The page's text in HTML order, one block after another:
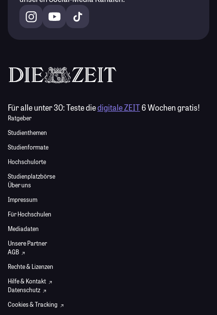
Für alle unter 30:Teste diedigitale ZEIT6 Wochen gratis!
Ratgeber
Studienthemen
Studienformate
Hochschulorte
Studienplatzbörse
Über uns
Impressum
Für Hochschulen
Mediadaten
Unsere Partner
AGB
Rechte & Lizenzen
Hilfe & Kontakt
Datenschutz
Cookies & Tracking